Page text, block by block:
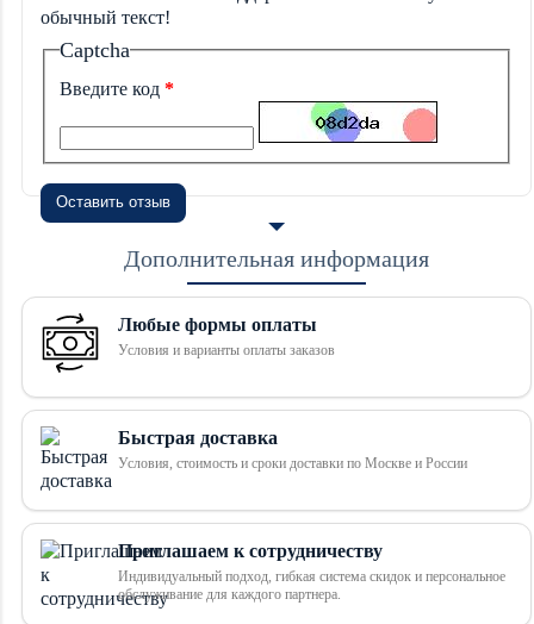
обычный текст!
Captcha
Введите код
Оставить отзыв
Дополнительная информация
Любые формы оплаты
Условия и варианты оплаты заказов
Быстрая доставка
Условия, стоимость и сроки доставки по Москве и России
Приглашаем к сотрудничеству
Индивидуальный подход, гибкая система скидок и персональное
обслуживание для каждого партнера.